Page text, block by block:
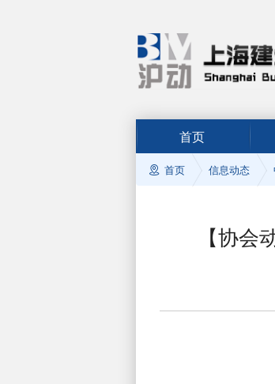
首页
首页 信息动态
【协